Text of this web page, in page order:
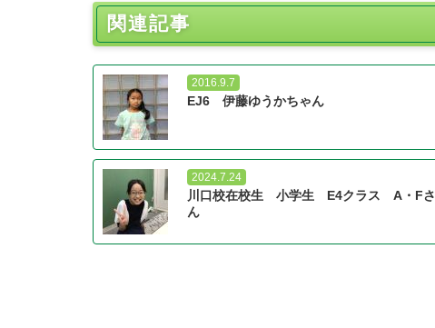
関連記事
2016.9.7
EJ6 伊藤ゆうかちゃん
2024.7.24
川口校在校生 小学生 E4クラス A・Fさ
ん